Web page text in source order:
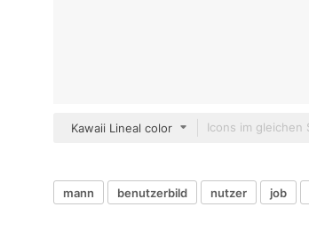
Kawaii Lineal color
mann benutzerbild nutzer job